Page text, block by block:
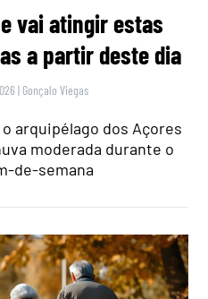
vai atingir estas
a partir deste dia
| Gonçalo Viegas
arquipélago dos Açores
moderada durante o
de-semana